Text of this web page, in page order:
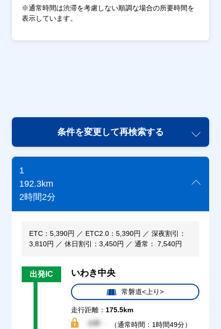
※通常時間は渋滞を考慮しない順調な場合の所要時間を
表示しています。
条件を変更して再検索する
1
192.3km
2時間2分
ETC：5,390円 ／ ETC2.0：5,390円 ／ 深夜割引：
3,810円 ／ 休日割引：3,450円 ／ 通常： 7,540円
出発IC いわき中央
常磐道<上り>
走行距離： 175.5km
（通常時間：1時間49分）